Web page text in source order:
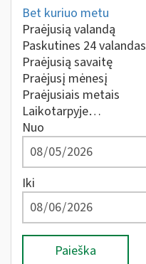
Bet kuriuo metu
Praėjusią valandą
Paskutines 24 valandas
Praėjusią savaitę
Praėjusį mėnesį
Praėjusiais metais
Laikotarpyje…
Nuo
Iki
Paieška